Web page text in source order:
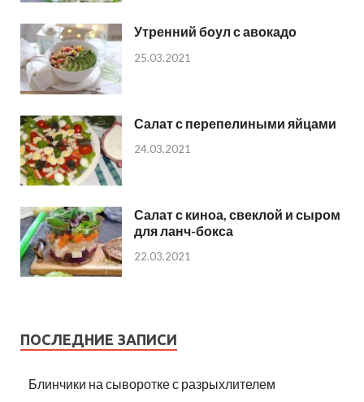
Утренний боул с авокадо
25.03.2021
Салат с перепелиными яйцами
24.03.2021
Салат с киноа, свеклой и сыром
для ланч-бокса
22.03.2021
ПОСЛЕДНИЕ ЗАПИСИ
Блинчики на сыворотке с разрыхлителем